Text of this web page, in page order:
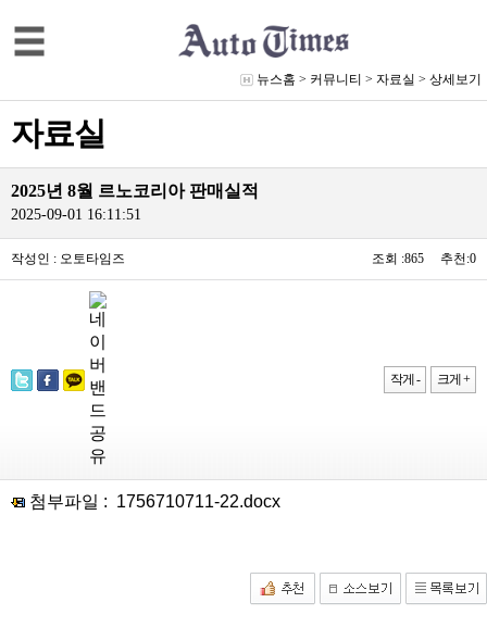
뉴스홈 > 커뮤니티 > 자료실 > 상세보기
자료실
2025년 8월 르노코리아 판매실적
2025-09-01 16:11:51
작성인 : 오토타임즈 조회 :865 추천:0
작게 - 크게 +
첨부파일 : 1756710711-22.docx